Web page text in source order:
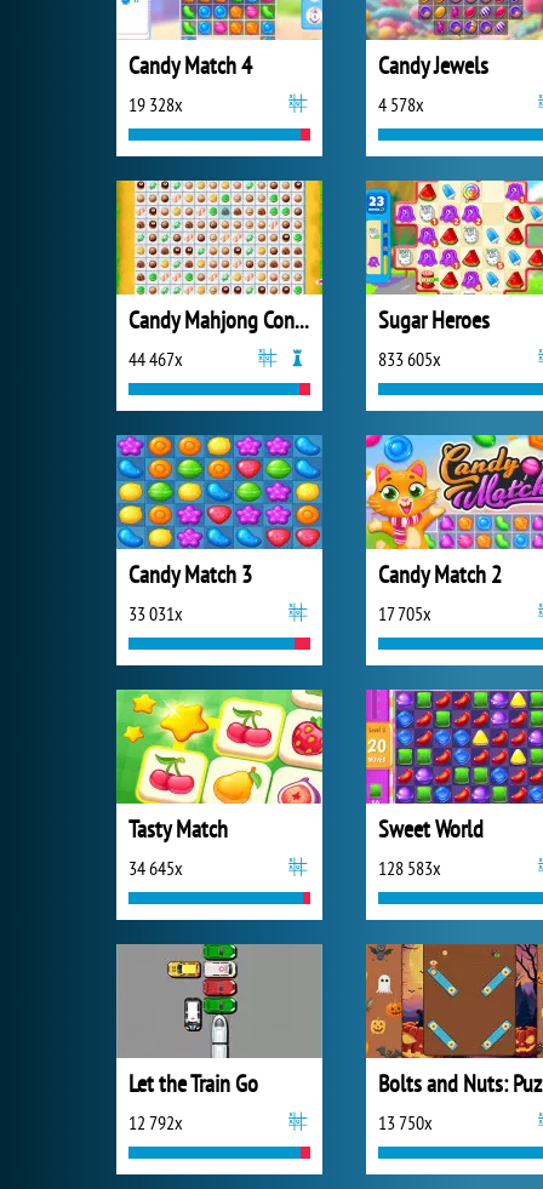
Candy Match 4
19 328x
Candy Jewels
4 578x
Candy Mahjong Connect
44 467x
Sugar Heroes
833 605x
Candy Match 3
33 031x
Candy Match 2
17 705x
Tasty Match
34 645x
Sweet World
128 583x
Let the Train Go
12 792x 13 750x